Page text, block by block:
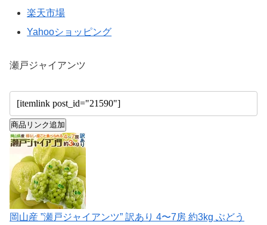
楽天市場
Yahooショッピング
瀬戸ジャイアンツ
商品リンク追加
岡山産 ”瀬戸ジャイアンツ” 訳あり 4〜7房 約3kg ぶどう